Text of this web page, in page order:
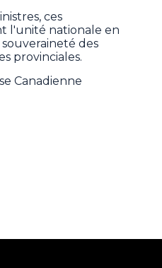
ces
l'unité nationale en
des
provinciales.
Canadienne